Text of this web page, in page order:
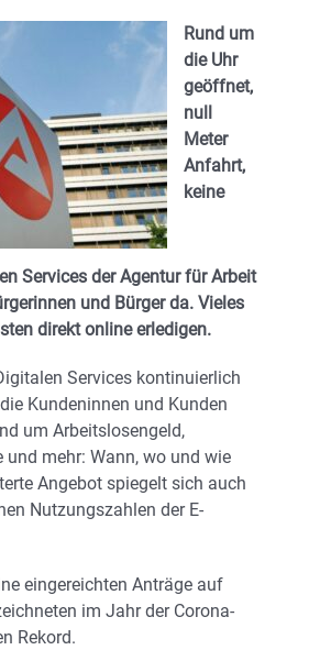
Rund um
die Uhr
geöffnet,
null
Meter
Anfahrt,
keine
Services der Agentur für Arbeit
und Bürger da. Vieles
direkt online erledigen.
Services kontinuierlich
Kundeninnen und Kunden
um Arbeitslosengeld,
und mehr: Wann, wo und wie
Angebot spiegelt sich auch
Nutzungszahlen der E-
eingereichten Anträge auf
im Jahr der Corona-
Rekord.